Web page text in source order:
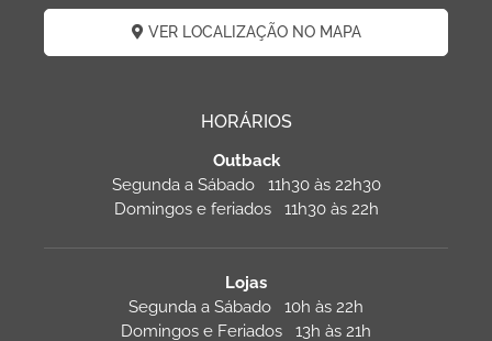
VER LOCALIZAÇÃO NO MAPA
HORÁRIOS
Outback
Segunda a Sábado 11h30 às 22h30
Domingos e feriados 11h30 às 22h
Lojas
Segunda a Sábado 10h às 22h
Domingos e Feriados 13h às 21h